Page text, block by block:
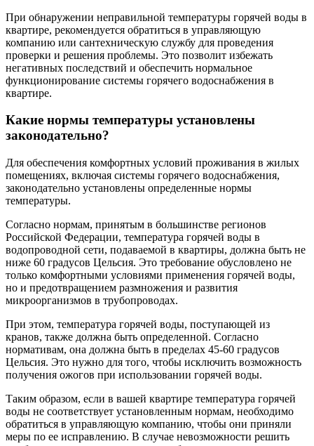
При обнаружении неправильной температуры горячей воды в
квартире, рекомендуется обратиться в управляющую
компанию или сантехническую службу для проведения
проверки и решения проблемы. Это позволит избежать
негативных последствий и обеспечить нормальное
функционирование системы горячего водоснабжения в
квартире.
Какие нормы температуры установлены
законодательно?
Для обеспечения комфортных условий проживания в жилых
помещениях, включая системы горячего водоснабжения,
законодательно установлены определенные нормы
температуры.
Согласно нормам, принятым в большинстве регионов
Российской Федерации, температура горячей воды в
водопроводной сети, подаваемой в квартиры, должна быть не
ниже 60 градусов Цельсия. Это требование обусловлено не
только комфортными условиями применения горячей воды,
но и предотвращением размножения и развития
микроорганизмов в трубопроводах.
При этом, температура горячей воды, поступающей из
кранов, также должна быть определенной. Согласно
нормативам, она должна быть в пределах 45-60 градусов
Цельсия. Это нужно для того, чтобы исключить возможность
получения ожогов при использовании горячей воды.
Таким образом, если в вашей квартире температура горячей
воды не соответствует установленным нормам, необходимо
обратиться в управляющую компанию, чтобы они приняли
меры по ее исправлению. В случае невозможности решить